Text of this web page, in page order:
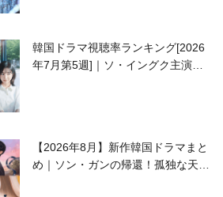
韓国ドラマ視聴率ランキング[2026
年7月第5週]｜ソ・イングク主演の
【2026年8月】新作韓国ドラマまと
め｜ソン・ガンの帰還！孤独な天才